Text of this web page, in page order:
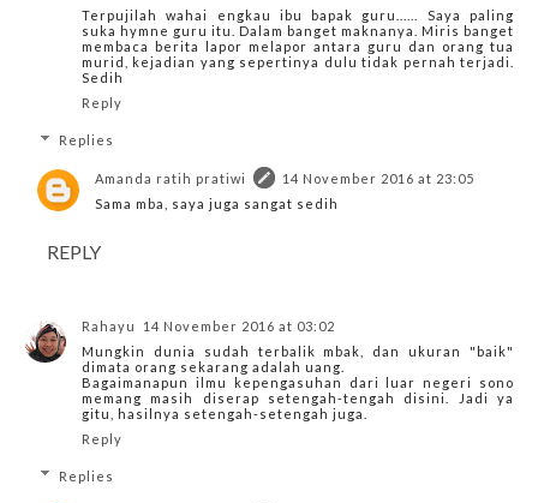
Terpujilah wahai engkau ibu bapak guru...... Saya paling
suka hymne guru itu. Dalam banget maknanya. Miris banget
membaca berita lapor melapor antara guru dan orang tua
murid, kejadian yang sepertinya dulu tidak pernah terjadi.
Sedih
Reply
Replies
Amanda ratih pratiwi
14 November 2016 at 23:05
Sama mba, saya juga sangat sedih
REPLY
Rahayu
14 November 2016 at 03:02
Mungkin dunia sudah terbalik mbak, dan ukuran "baik"
dimata orang sekarang adalah uang.
Bagaimanapun ilmu kepengasuhan dari luar negeri sono
memang masih diserap setengah-tengah disini. Jadi ya
gitu, hasilnya setengah-setengah juga.
Reply
Replies